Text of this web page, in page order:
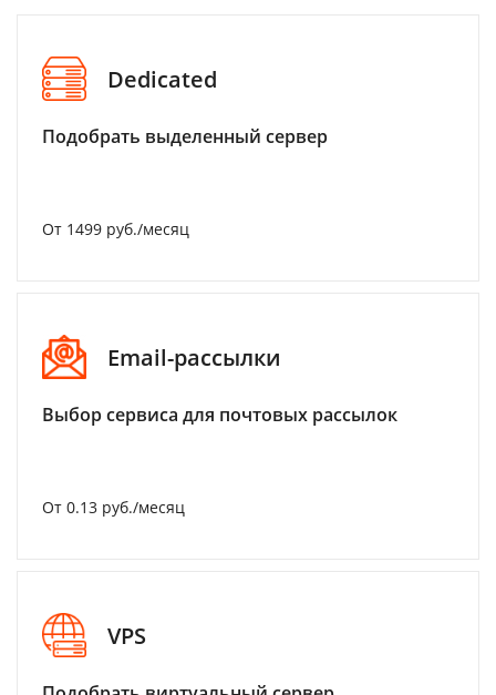
Dedicated
Подобрать выделенный сервер
От 1499 руб./месяц
Email-рассылки
Выбор сервиса для почтовых рассылок
От 0.13 руб./месяц
VPS